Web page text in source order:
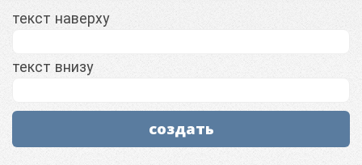
текст наверху
текст внизу